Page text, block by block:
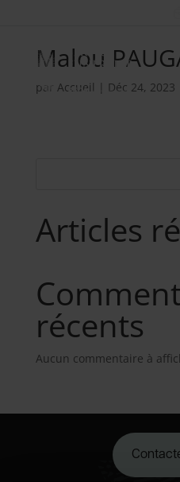
Malou
par Accueil | Déc 24, 2023
Articles
récents
Aucun commentaire à